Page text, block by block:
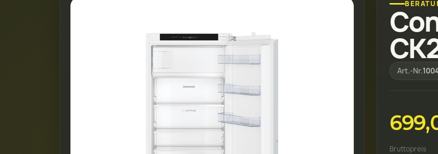
Art.-Nr.
Bruttopreis